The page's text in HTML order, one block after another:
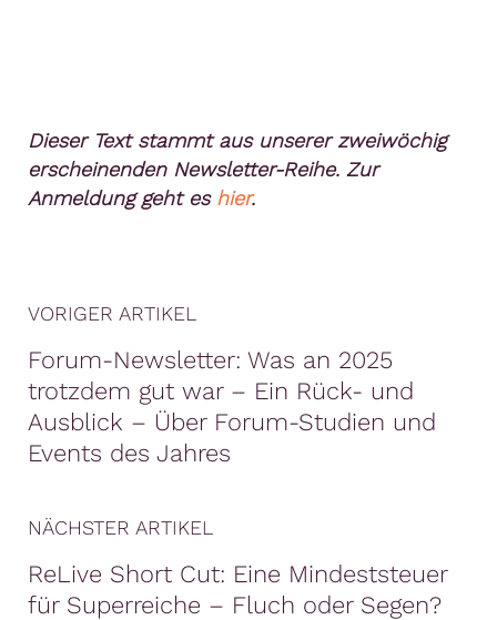
Dieser Text stammt aus unserer zweiwöchig
erscheinenden Newsletter-Reihe. Zur
Anmeldung geht es hier.
VORIGER ARTIKEL
Forum-Newsletter: ​Was an 2025
trotzdem gut war – Ein Rück- und
Ausblick – Über Forum-Studien und
Events des Jahres
NÄCHSTER ARTIKEL
ReLive Short Cut: Eine Mindeststeuer
für Superreiche – Fluch oder Segen?